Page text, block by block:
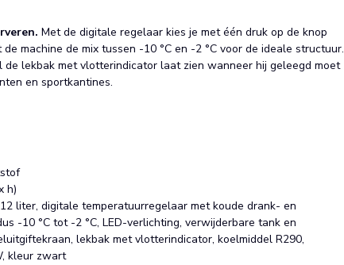
Met de digitale regelaar kies je met één druk op de knop
machine de mix tussen -10 °C en -2 °C voor de ideale structuur.
lekbak met vlotterindicator laat zien wanneer hij geleegd moet
en sportkantines.
h)
liter, digitale temperatuurregelaar met koude drank- en
-10 °C tot -2 °C, LED-verlichting, verwijderbare tank en
lekbak met vlotterindicator, koelmiddel R290,
kleur zwart